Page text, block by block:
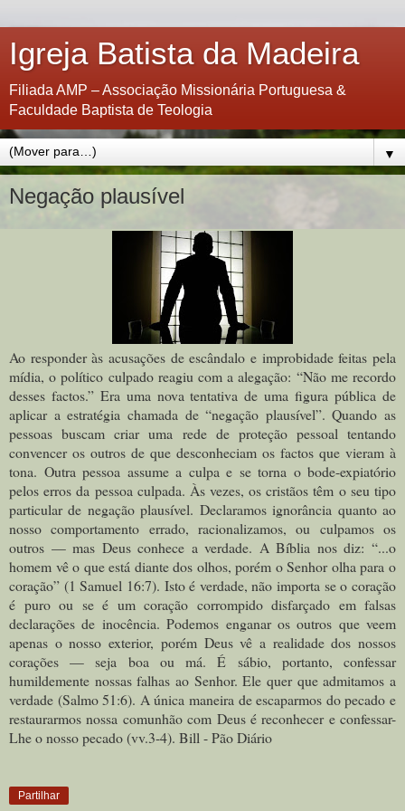
Igreja Batista da Madeira
Filiada AMP – Associação Missionária Portuguesa &
Faculdade Baptista de Teologia
▼
Negação plausível
Ao responder às acusações de escândalo e improbidade feitas pela
mídia, o político culpado reagiu com a alegação: “Não me recordo
desses factos.” Era uma nova tentativa de uma figura pública de
aplicar a estratégia chamada de “negação plausível”. Quando as
pessoas buscam criar uma rede de proteção pessoal tentando
convencer os outros de que desconheciam os factos que vieram à
tona. Outra pessoa assume a culpa e se torna o bode-expiatório
pelos erros da pessoa culpada. Às vezes, os cristãos têm o seu tipo
particular de negação plausível. Declaramos ignorância quanto ao
nosso comportamento errado, racionalizamos, ou culpamos os
outros — mas Deus conhece a verdade. A Bíblia nos diz: “...o
homem vê o que está diante dos olhos, porém o Senhor olha para o
coração” (1 Samuel 16:7). Isto é verdade, não importa se o coração
é puro ou se é um coração corrompido disfarçado em falsas
declarações de inocência. Podemos enganar os outros que veem
apenas o nosso exterior, porém Deus vê a realidade dos nossos
corações — seja boa ou má. É sábio, portanto, confessar
humildemente nossas falhas ao Senhor. Ele quer que admitamos a
verdade (Salmo 51:6). A única maneira de escaparmos do pecado e
restaurarmos nossa comunhão com Deus é reconhecer e confessar-
Lhe o nosso pecado (vv.3-4). Bill - Pão Diário
Partilhar